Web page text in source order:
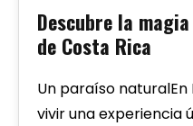
Descubre la
de Costa Rica
Un paraíso naturalEn
vivir una experiencia